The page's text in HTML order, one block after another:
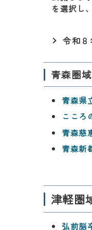
を選択し
令和
青森圏域
青森県
こころ
青森慈
青森新
津軽圏
弘前脳